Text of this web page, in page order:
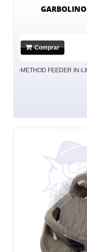
Comprar
-METHOD FEEDER IN-